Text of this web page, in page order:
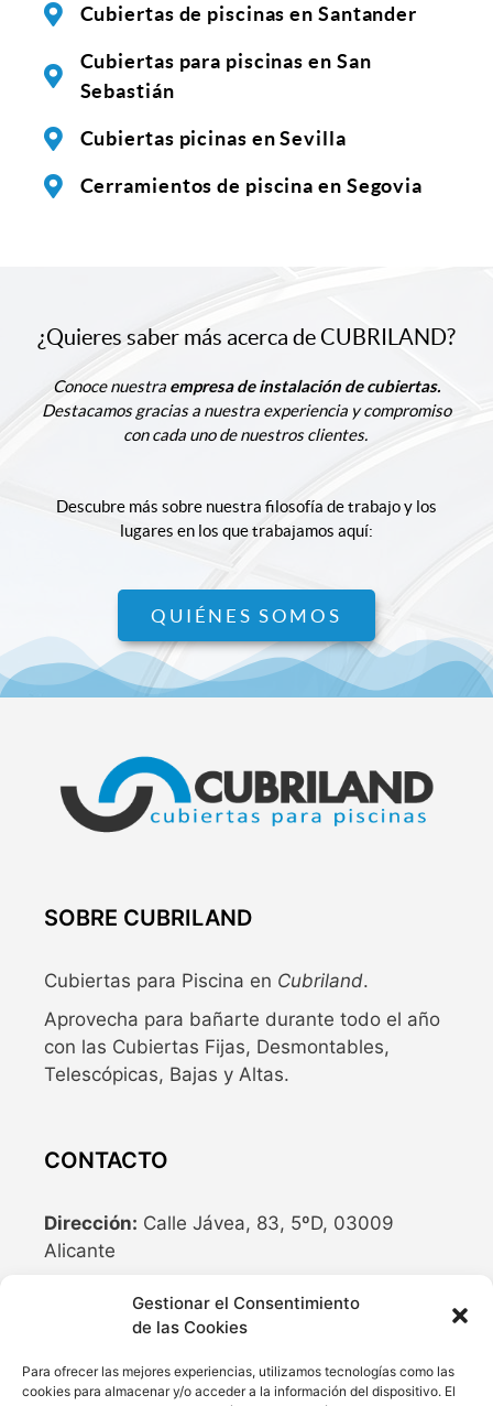
Gestionar el Consentimiento
de las Cookies
Para ofrecer las mejores experiencias, utilizamos tecnologías como las
cookies para almacenar y/o acceder a la información del dispositivo. El
Cubiertas de piscinas en Santander
Cubiertas para piscinas en San
Sebastián
Cubiertas picinas en Sevilla
Cerramientos de piscina en Segovia
¿Quieres saber más acerca de CUBRILAND?
Conoce nuestra empresa de instalación de cubiertas.
Destacamos gracias a nuestra experiencia y compromiso
con cada uno de nuestros clientes.
Descubre más sobre nuestra filosofía de trabajo y los
lugares en los que trabajamos aquí:
QUIÉNES SOMOS
SOBRE CUBRILAND
Cubiertas para Piscina en Cubriland.
Aprovecha para bañarte durante todo el año
con las Cubiertas Fijas, Desmontables,
Telescópicas, Bajas y Altas.
CONTACTO
Dirección: Calle Jávea, 83, 5ºD, 03009
Alicante
info@cubriland.com